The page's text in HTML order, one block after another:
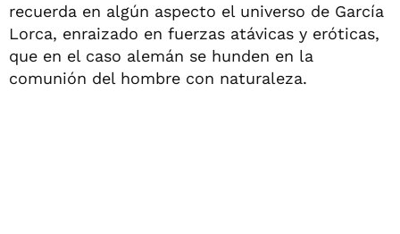
recuerda en algún aspecto el universo de García
Lorca, enraizado en fuerzas atávicas y eróticas,
que en el caso alemán se hunden en la
comunión del hombre con naturaleza.